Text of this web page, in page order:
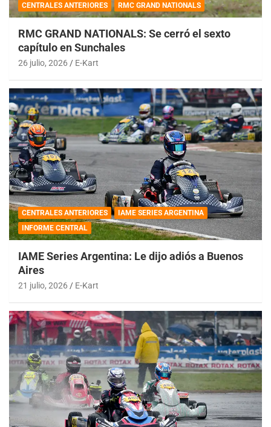
CENTRALES ANTERIORES RMC GRAND NATIONALS
RMC GRAND NATIONALS: Se cerró el sexto
capítulo en Sunchales
26 julio, 2026 E-Kart
CENTRALES ANTERIORES
IAME SERIES ARGENTINA
INFORME CENTRAL
IAME Series Argentina: Le dijo adiós a Buenos
Aires
21 julio, 2026 E-Kart